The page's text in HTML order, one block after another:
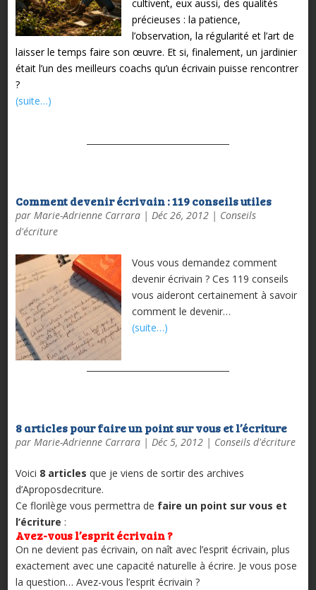
cultivent, eux aussi, des qualités
précieuses : la patience,
l’observation, la régularité et l’art de
laisser le temps faire son œuvre. Et si, finalement, un jardinier
était l’un des meilleurs coachs qu’un écrivain puisse rencontrer
?
(suite…)
Comment devenir écrivain : 119 conseils utiles
par Marie-Adrienne Carrara| Déc 26, 2012| Conseils
d'écriture
Vous vous demandez comment
devenir écrivain ? Ces 119 conseils
vous aideront certainement à savoir
comment le devenir…
(suite…)
8 articles pour faire un point sur vous et l’écriture
par Marie-Adrienne Carrara| Déc 5, 2012| Conseils d'écriture
Voici 8 articles que je viens de sortir des archives
d’Aproposdecriture.
Ce florilège vous permettra de faire un point sur vous et
l’écriture :
Avez-vous l’esprit écrivain ?
On ne devient pas écrivain, on naît avec l’esprit écrivain, plus
exactement avec une capacité naturelle à écrire. Je vous pose
la question… Avez-vous l’esprit écrivain ?